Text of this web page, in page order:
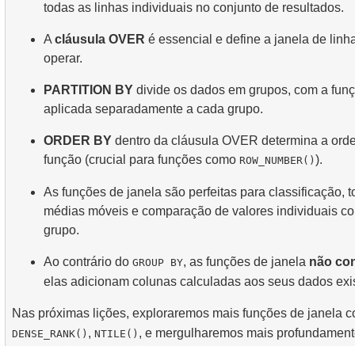
todas as linhas individuais no conjunto de resultados.
A cláusula OVER é essencial e define a janela de
operar.
PARTITION BY divide os dados em grupos, com a
aplicada separadamente a cada grupo.
ORDER BY dentro da cláusula OVER determina a
função (crucial para funções como ROW_NUMBER() ).
As funções de janela são perfeitas para classificação,
médias móveis e comparação de valores individuais
grupo.
Ao contrário do GROUP BY, as funções de janela não
elas adicionam colunas calculadas aos seus dados
Nas próximas lições, exploraremos mais funções de janela
DENSE_RANK() , NTILE() , e mergulharemos mais